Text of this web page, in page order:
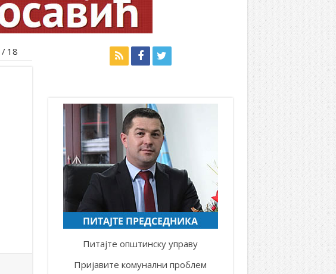
/ 18
Питајте општинску управу
Пријавите комунални проблем